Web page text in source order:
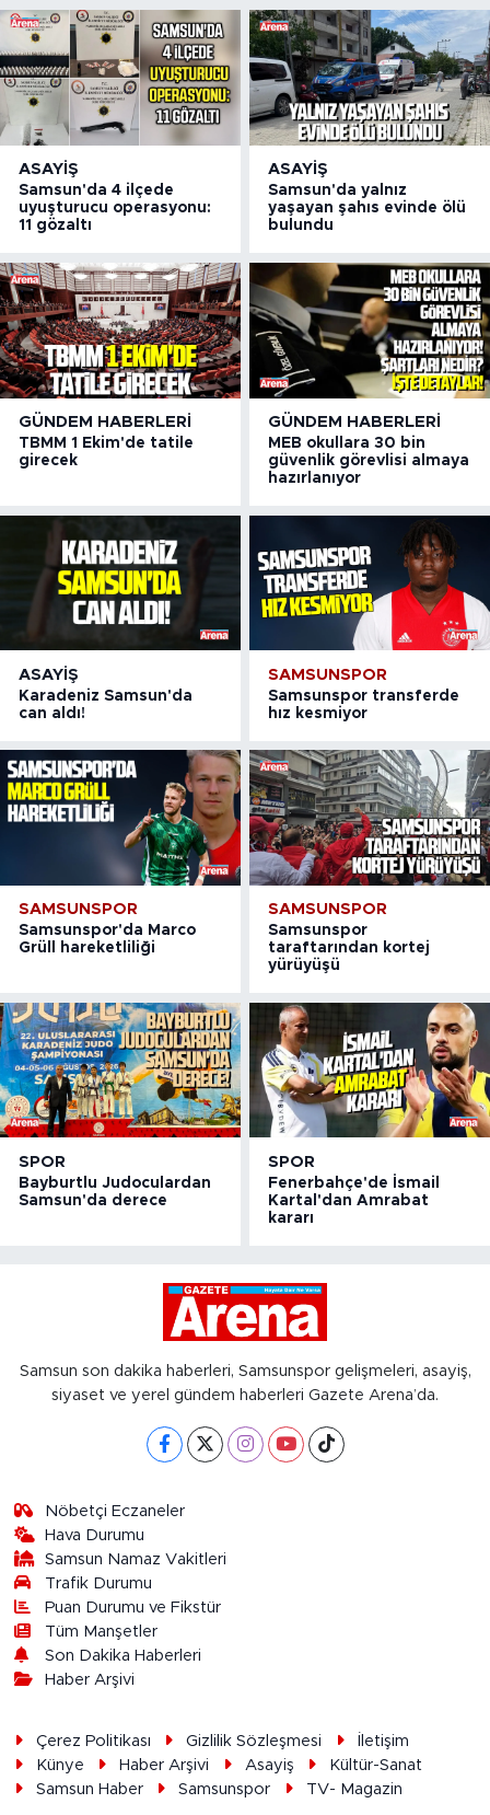
ASAYIŞ
Samsun'da 4 ilçede
uyuşturucu operasyonu:
11 gözaltı
ASAYIŞ
Samsun'da yalnız
yaşayan şahıs evinde ölü
bulundu
GÜNDEM HABERLERI
TBMM 1 Ekim'de tatile
girecek
GÜNDEM HABERLERI
MEB okullara 30 bin
güvenlik görevlisi almaya
hazırlanıyor
ASAYIŞ
Karadeniz Samsun'da
can aldı!
SAMSUNSPOR
Samsunspor transferde
hız kesmiyor
SAMSUNSPOR
Samsunspor'da Marco
Grüll hareketliliği
SAMSUNSPOR
Samsunspor
taraftarından kortej
yürüyüşü
SPOR
Bayburtlu Judoculardan
Samsun'da derece
SPOR
Fenerbahçe'de İsmail
Kartal'dan Amrabat
kararı
Samsun son dakika haberleri, Samsunspor gelişmeleri, asayiş,
siyaset ve yerel gündem haberleri Gazete Arena’da.
Nöbetçi Eczaneler
Hava Durumu
Samsun Namaz Vakitleri
Trafik Durumu
Puan Durumu ve Fikstür
Tüm Manşetler
Son Dakika Haberleri
Haber Arşivi
Çerez Politikası Gizlilik Sözleşmesi
İletişim
Künye
Haber Arşivi Asayiş
Kültür-Sanat
Samsun Haber
Samsunspor TV- Magazin